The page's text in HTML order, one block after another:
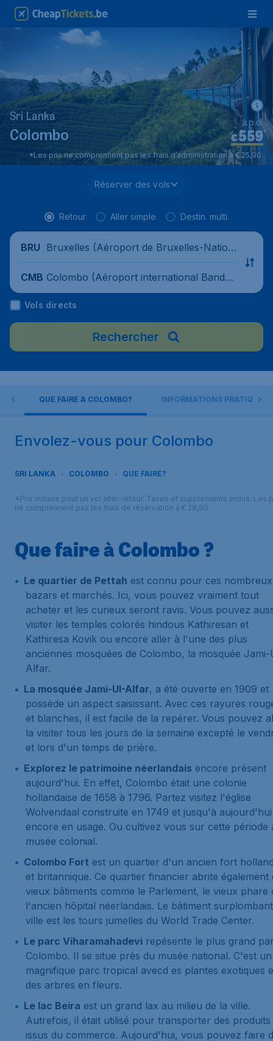
Sri Lanka
Colombo €559*
à.p.d.
*Les prix ne comprennent pas les frais d’administration à € 25,90.
Réserver des vols
Retour Aller simple Destin. multi.
BRU Bruxelles (Aéroport de Bruxelles-Nation
CMB Colombo (Aéroport international Bandar
anaike), Sri Lanka
Vols directs
Rechercher
QUE FAIRE À COLOMBO? INFORMATIONS PRATIQUES
Envolez-vous pour Colombo
SRI LANKA COLOMBO QUE FAIRE?
*Prix initiaux pour un vol aller-retour. Taxes et suppléments inclus. Les
ne comprennent pas les frais de réservation à € 29,90.
Que faire à Colombo ?
Le quartier de Pettah est connu pour ces nombreux
bazars et marchés. Ici, vous pouvez vraiment tout
acheter et les curieux seront ravis. Vous pouvez
visiter les temples colorés hindous Kathiresan et
Kathiresa Kovik ou encore aller à l'une des plus
anciennes mosquées de Colombo, la mosquée
Alfar.
La mosquée Jami-UI-Alfar, a été ouverte en 1909 et
possède un aspect saisissant. Avec ces rayures
et blanches, il est facile de la repérer. Vous pouvez
la visiter tous les jours de la semaine excepté le
et lors d'un temps de prière.
Explorez le patrimoine néerlandais encore présent
aujourd'hui. En effet, Colombo était une colonie
hollandaise de 1658 à 1796. Partez visitez l'église
Wolvendaal construite en 1749 et jusqu'à aujourd'hui
encore en usage. Ou cultivez vous sur cette période
musée colonial.
Colombo Fort est un quartier d'un ancien fort
et britannique. Ce quartier financier abrite également
vieux bâtiments comme le Parlement, le vieux phare
l'ancien hôpital néerlandais. Le bâtiment
ville est les tours jumelles du World Trade Center.
Le parc Viharamahadevi repésente le plus grand
Colombo. Il se situe près du musée national. C'est un
magnifique parc tropical avecd es plantes exotiques
des arbres en fleurs.
Le lac Beira est un grand lax au milieu de la ville.
Autrefois, il était utilisé pour transporter des produits
issus du commerce. Aujourd'hui, vous pouvez faire